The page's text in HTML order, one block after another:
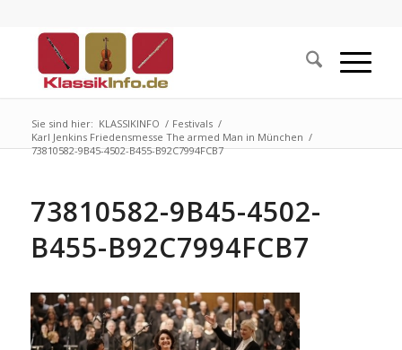
Sie sind hier: KLASSIKINFO / Festivals /
Karl Jenkins Friedensmesse The armed Man in München /
73810582-9B45-4502-B455-B92C7994FCB7
73810582-9B45-4502-
B455-B92C7994FCB7